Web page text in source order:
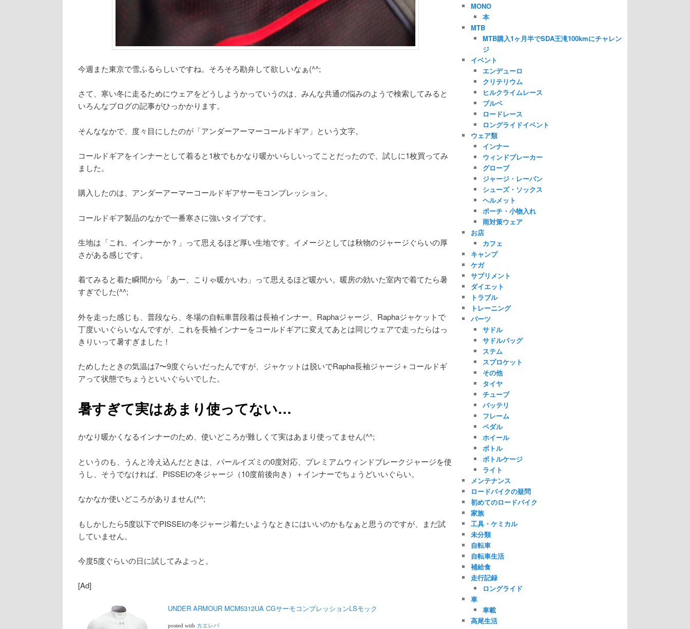
今週また東京で雪ふるらしいですね。そろそろ勘弁して欲しいなぁ(^^;
さて、寒い冬に走るためにウェアをどうしようかっていうのは、みんな共通の悩みのようで検索してみると
いろんなブログの記事がひっかかります。
そんななかで、度々目にしたのが「アンダーアーマーコールドギア」という文字。
コールドギアをインナーとして着ると1枚でもかなり暖かいらしいってことだったので、試しに1枚買ってみ
ました。
購入したのは、アンダーアーマーコールドギアサーモコンプレッション。
コールドギア製品のなかで一番寒さに強いタイプです。
生地は「これ、インナーか？」って思えるほど厚い生地です。イメージとしては秋物のジャージぐらいの厚
さがある感じです。
着てみると着た瞬間から「あー、こりゃ暖かいわ」って思えるほど暖かい。暖房の効いた室内で着てたら暑
すぎでした(^^;
外を走った感じも、普段なら、冬場の自転車普段着は長袖インナー、Raphaジャージ、Raphaジャケットで
丁度いいぐらいなんですが、これを長袖インナーをコールドギアに変えてあとは同じウェアで走ったらはっ
きりいって暑すぎました！
ためしたときの気温は7〜9度ぐらいだったんですが、ジャケットは脱いでRapha長袖ジャージ＋コールドギ
アって状態でちょうといいぐらいでした。
暑すぎて実はあまり使ってない…
かなり暖かくなるインナーのため、使いどころが難しくて実はあまり使ってません(^^;
というのも、うんと冷え込んだときは、パールイズミの0度対応、プレミアムウィンドブレークジャージを使
うし、そうでなければ、PISSEIの冬ジャージ（10度前後向き）＋インナーでちょうどいいぐらい。
なかなか使いどころがありません(^^;
もしかしたら5度以下でPISSEIの冬ジャージ着たいようなときにはいいのかもなぁと思うのですが、まだ試
していません。
今度5度ぐらいの日に試してみよっと。
[Ad]
UNDER ARMOUR MCM5312UA CGサーモコンプレッションLSモック
posted with カエレバ
MONO
本
MTB
MTB購入1ヶ月半でSDA王滝100kmにチャレン
ジ
イベント
エンデューロ
クリテリウム
ヒルクライムレース
ブルベ
ロードレース
ロングライドイベント
ウェア類
インナー
ウィンドブレーカー
グローブ
ジャージ・レーパン
シューズ・ソックス
ヘルメット
ポーチ・小物入れ
雨対策ウェア
お店
カフェ
キャンプ
ケガ
サプリメント
ダイエット
トラブル
トレーニング
パーツ
サドル
サドルバッグ
ステム
スプロケット
その他
タイヤ
チューブ
バッテリ
フレーム
ペダル
ホイール
ボトル
ボトルケージ
ライト
メンテナンス
ロードバイクの疑問
初めてのロードバイク
家族
工具・ケミカル
未分類
自転車
自転車生活
補給食
走行記録
ロングライド
車
車載
高尾生活